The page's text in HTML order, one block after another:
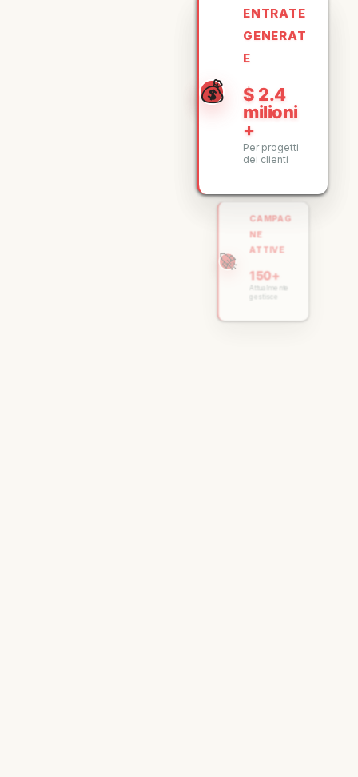
💰
ENTRATE
GENERAT
E
$ 2.4
milioni
+
Per progetti
dei clienti
🚀
CAMPAG
NE
ATTIVE
150+
Attualmente
gestisce